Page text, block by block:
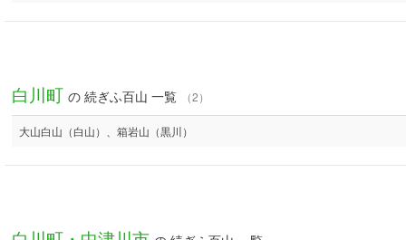
白川町 の 続ぎふ百山 一覧 （2）
大山白山（白山）、箱岩山（黒川）